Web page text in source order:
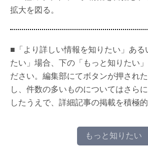
拡大を図る。
■「より詳しい情報を知りたい」ある
たい」場合、下の「もっと知りたい
ださい。編集部にてボタンが押され
し、件数の多いものについてはさら
したうえで、詳細記事の掲載を積極的
もっと知りたい